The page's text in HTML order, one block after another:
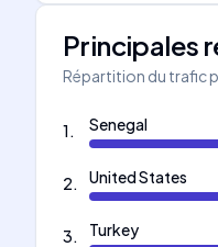
Principales
Répartition du trafic
1. Senegal
2. United States
3. Turkey